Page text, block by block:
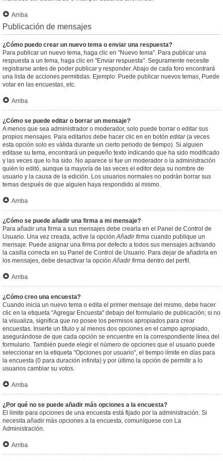
Arriba
Publicación de mensajes
¿Cómo puedo crear un nuevo tema o enviar una respuesta?
Para publicar un nuevo tema, haga clic en "Nuevo tema". Para publicar una
respuesta a un tema, haga clic en "Enviar respuesta". Seguramente necesite
registrarse antes de poder publicar y responder. Abajo de cada foro encontrará
una lista de acciones permitidas. Ejemplo: Puede publicar nuevos temas, Puede
votar en las encuestas, etc.
Arriba
¿Cómo se puede editar o borrar un mensaje?
A menos que sea administrador o moderador, solo puede borrar o editar sus
propios mensajes. Para editarlos debe hacer clic en en botón editar(a veces
esta opción solo es válida durante un cierto periodo de tiempo). Si alguien
editase su tema, encontrará un pequeño texto indicando que ha sido modificado
y las veces que lo ha sido. No aparece si fue un moderador o la administración
quién lo editó, aunque la mayoría de las veces el editor deja su nombre de
usuario y la causa de la edición. Los usuarios normales no podrán borrar sus
temas después de que alguien haya respondido al mismo.
Arriba
¿Cómo se puede añadir una firma a mi mensaje?
Para añadir una firma a sus mensajes debe crearla en el Panel de Control de
Usuario. Una vez creada, active la opciónAñadir firma cuando publique un
mensaje. Puede asignar una firma por defecto a todos sus mensajes activando
la casilla correcta en su Panel de Control de Usuario. Para dejar de añadirla en
los mensajes, debe desactivar la opciónAñadir firma dentro del perfil.
Arriba
¿Cómo creo una encuesta?
Cuando inicia un nuevo tema o edita el primer mensaje del mismo, debe hacer
clic en la etiqueta "Agregar Encuesta" debajo del formulario de publicación; si no
la visualiza, significa que no posee los permisos apropiados para crear
encuestas. Inserte un título y al menos dos opciones en el campo apropiado,
asegurándose de que cada opción se encuentre en la correspondiente línea del
formulario. También puede elegir el número de opciones que el usuario puede
seleccionar en la etiqueta "Opciones por usuario", el tiempo límite en días para
la encuesta (0 para duración infinita) y por último la opción de permitir a lo
usuarios cambiar su votos.
Arriba
¿Por qué no se puede añadir más opciones a la encuesta?
El límite para opciones de una encuesta está fijado por la administración. Si
necesita añadir más opciones a la encuesta, comuníquese con La
Administración.
Arriba